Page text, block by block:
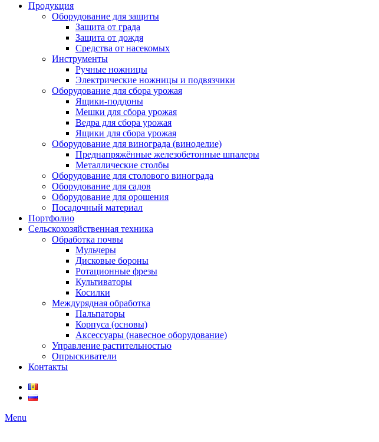
Продукция
Оборудование для защиты
Защита от града
Защита от дождя
Средства от насекомых
Инструменты
Ручные ножницы
Электрические ножницы и подвязчики
Оборудование для сбора урожая
Ящики-поддоны
Мешки для сбора урожая
Ведра для сбора урожая
Ящики для сбора урожая
Оборудование для винограда (виноделие)
Преднапряжённые железобетонные шпалеры
Металлические столбы
Оборудование для столового винограда
Оборудование для садов
Оборудование для орошения
Посадочный материал
Портфолио
Сельскохозяйственная техника
Обработка почвы
Мульчеры
Дисковые бороны
Ротационные фрезы
Культиваторы
Косилки
Междурядная обработка
Пальпаторы
Корпуса (основы)
Аксессуары (навесное оборудование)
Управление растительностью
Опрыскиватели
Контакты
Menu